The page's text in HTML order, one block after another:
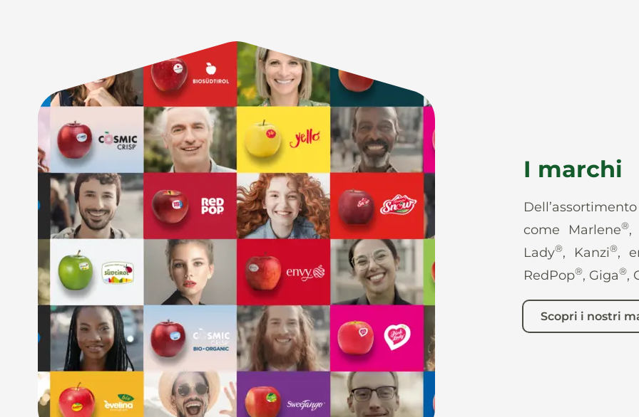
I marchi
come Marlene®,
Lady®, Kanzi®,
RedPop®, Giga®,
Scopri i nostri